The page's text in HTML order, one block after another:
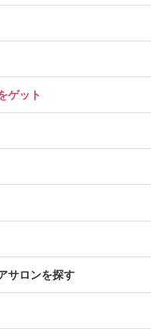
ゲット
サロンを探す